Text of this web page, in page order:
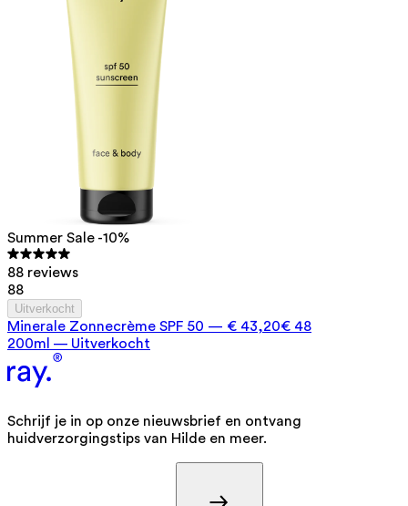
Summer Sale -10%
88 reviews
88
Uitverkocht
Minerale Zonnecrème SPF 50 — € 43,20€ 48
200ml — Uitverkocht
Schrijf je in op onze nieuwsbrief en ontvang
huidverzorgingstips van Hilde en meer.